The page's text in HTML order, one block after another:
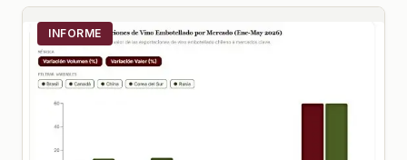
INFORME